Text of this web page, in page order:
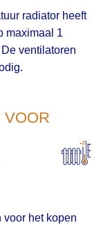
radiator heeft
maximaal 1
ventilatoren
VOOR
voor het kopen